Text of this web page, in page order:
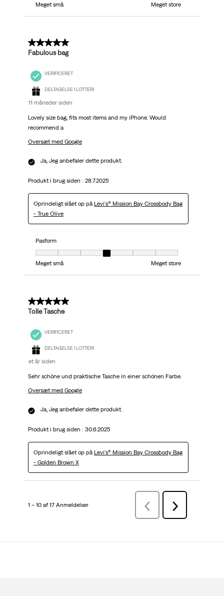
Meget små
Meget store
5 ud af 5 stjerner.
Fabulous bag
VERIFICERET
DELTAGELSE I LOTTERI
11 måneder siden
Lovely size bag, fits most items and my iPhone. Would
recommend a
Oversæt med Google
Ja, Jeg anbefaler dette produkt.
Produkt i brug siden : 28.7.2025
Oprindeligt slået op på Levi's® Mission Bay Crossbody Bag
- True Olive
Pasform
Pasform, 4 ud af 7, hvor 1 er lig med Meget små og 7 er lig med Meget
Meget små
Meget store
5 ud af 5 stjerner.
Tolle Tasche
VERIFICERET
DELTAGELSE I LOTTERI
et år siden
Sehr schöne und praktische Tasche in einer schönen Farbe.
Oversæt med Google
Ja, Jeg anbefaler dette produkt.
Produkt i brug siden : 30.6.2025
Oprindeligt slået op på Levi's® Mission Bay Crossbody Bag
- Golden Brown X
1 – 10 af 17 Anmeldelser ForrigeAnmeldelser
Næste
Anmeldelser